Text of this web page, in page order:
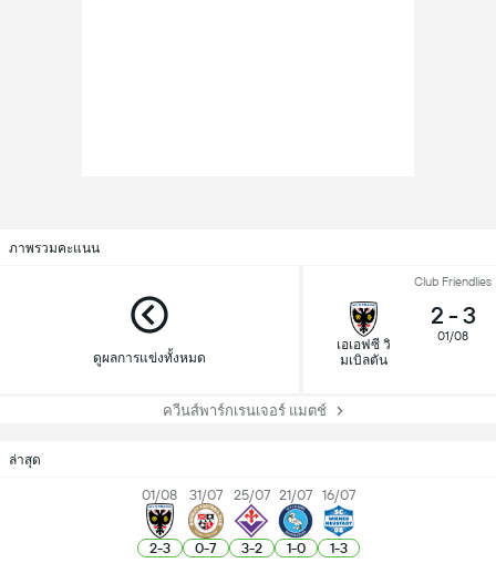
ภาพรวมคะแนน
ดูผลการแข่งทั้งหมด
Club Friendlies
เอเอฟซี วิ
มเบิลตัน
2 - 3
01/08
ควีนส์พาร์กเรนเจอร์ แมตช์
ล่าสุด
01/08
2-3
31/07
0-7
25/07
3-2
21/07
1-0
16/07
1-3